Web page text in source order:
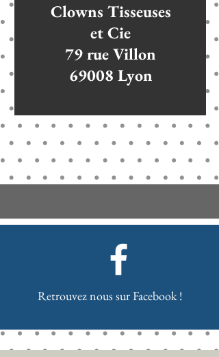
Clowns Tisseuses
et Cie
79 rue Villon
69008 Lyon
Retrouvez nous sur Facebook !